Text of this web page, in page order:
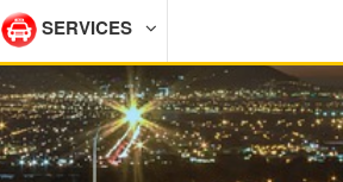
SERVICES